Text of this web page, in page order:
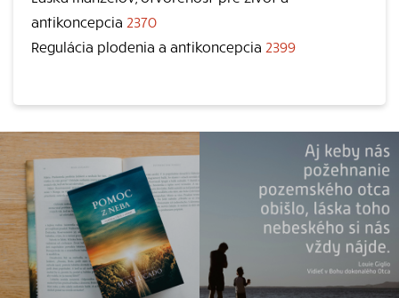
antikoncepcia 2370
Regulácia plodenia a antikoncepcia 2399